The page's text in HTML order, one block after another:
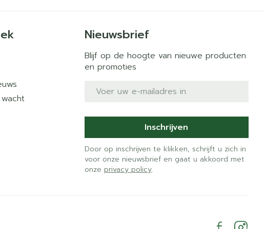
Nieuwsbrief
Blijf op de hoogte van nieuwe producten
en promoties
E-mail adres
Inschrijven
Door op inschrijven te klikken, schrijft u zich in
voor onze nieuwsbrief en gaat u akkoord met
onze privacy policy.